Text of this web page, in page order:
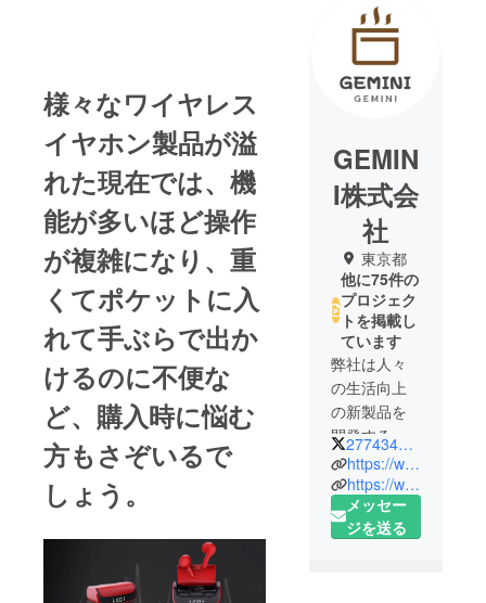
様々なワイヤレス
イヤホン製品が溢
れた現在では、機
能が多いほど操作
が複雑になり、重
くてポケットに入
れて手ぶらで出か
けるのに不便な
ど、購入時に悩む
方もさぞいるで
しょう。
GEMIN
I株式会
社
東京都
他に75件の
プロジェク
トを掲載し
ています
弊社は人々
の生活向上
の新製品を
開発するた
めに設立し
ました。面
白いアイ
ディアや考
277434286
https://www.youtube.com/channel/UCsr-Q3BcBZGi5R_Am5ueo6A/featured
https://www.facebook.com/GEMINIEC2019
メッセー
ジを送る